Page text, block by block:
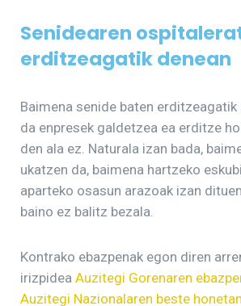
Senidearen
erditzeagatik denean
Baimena senide baten erditzeagatik
da enpresek galdetzea ea erditze
den ala ez. Naturala izan bada,
ukatzen da, baimena hartzeko
aparteko osasun arazoak izan
baino ez balitz bezala.
Kontrako ebazpenak egon diren
irizpidea Auzitegi Gorenaren
Auzitegi Nazionalaren beste honetan